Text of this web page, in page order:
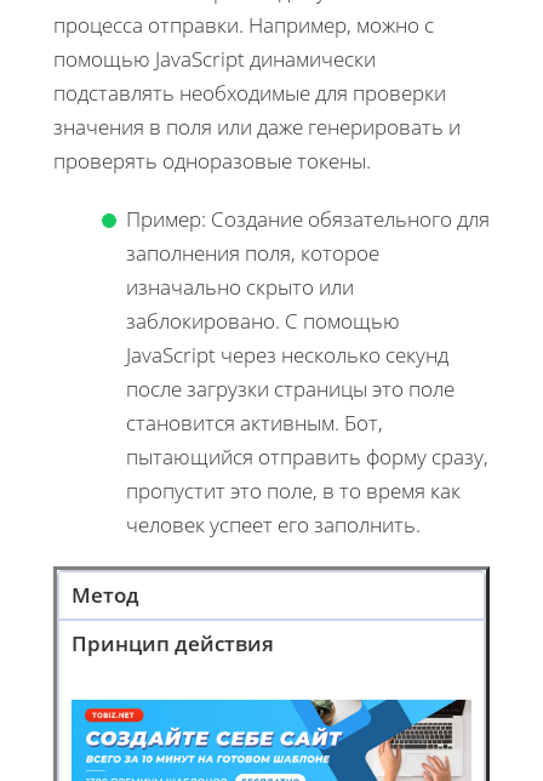
процесса отправки. Например, можно с
помощью JavaScript динамически
подставлять необходимые для проверки
значения в поля или даже генерировать и
проверять одноразовые токены.
Пример: Создание обязательного для
заполнения поля, которое
изначально скрыто или
заблокировано. С помощью
JavaScript через несколько секунд
после загрузки страницы это поле
становится активным. Бот,
пытающийся отправить форму сразу,
пропустит это поле, в то время как
человек успеет его заполнить.
Метод
Принцип действия